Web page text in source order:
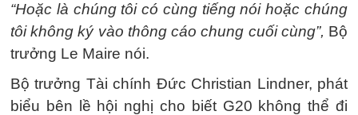
“Hoặc là chúng tôi có cùng tiếng nói hoặc chúng
tôi không ký vào thông cáo chung cuối cùng”, Bộ
trưởng Le Maire nói.
Bộ trưởng Tài chính Đức Christian Lindner, phát
biểu bên lề hội nghị cho biết G20 không thể đi